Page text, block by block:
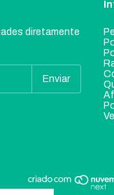
diretamente